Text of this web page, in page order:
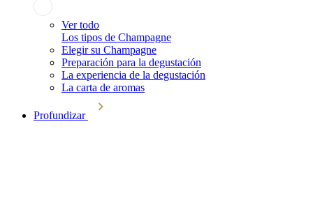
Ver todo
Los tipos de Champagne
Elegir su Champagne
Preparación para la degustación
La experiencia de la degustación
La carta de aromas
Profundizar